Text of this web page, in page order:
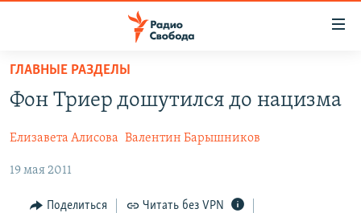
упрощенного
доступа
содержанию
Вернутся
ПОДКАСТЫ
АВТОРСКИЕ ПРОЕКТЫ
ЦИТАТЫ СВОБОДЫ
МНЕНИЯ
ГЛАВНЫЕ РАЗДЕЛЫ
Фон Триер дошутился до нацизма
Елизавета Алисова Валентин Барышников
19 мая 2011
Поделиться Читать без VPN